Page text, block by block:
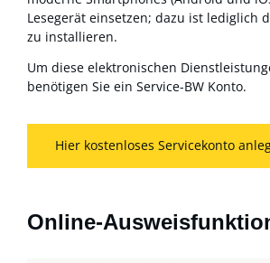
Lesegerät einsetzen; dazu ist lediglich
zu installieren.
Um diese elektronischen
benötigen Sie ein Service-BW Konto.
Hier kostenloses Servicekonto
Online-